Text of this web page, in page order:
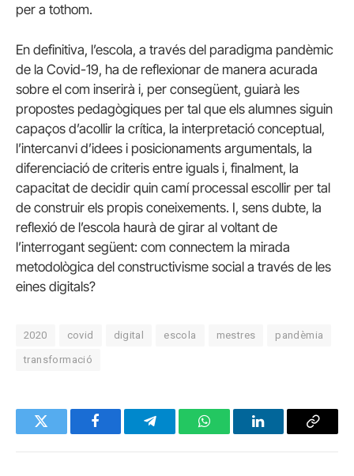
per a tothom.
En definitiva, l’escola, a través del paradigma pandèmic
de la Covid-19, ha de reflexionar de manera acurada
sobre el com inserirà i, per consegüent, guiarà les
propostes pedagògiques per tal que els alumnes siguin
capaços d’acollir la crítica, la interpretació conceptual,
l’intercanvi d’idees i posicionaments argumentals, la
diferenciació de criteris entre iguals i, finalment, la
capacitat de decidir quin camí processal escollir per tal
de construir els propis coneixements. I, sens dubte, la
reflexió de l’escola haurà de girar al voltant de
l’interrogant següent: com connectem la mirada
metodològica del constructivisme social a través de les
eines digitals?
2020 covid digital escola mestres pandèmia
transformació
Twitter FacebookTelegramWhatsAppLinkedInCopy